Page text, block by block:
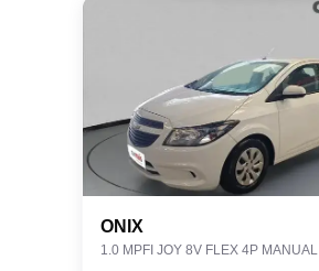
ONIX
1.0 MPFI JOY 8V FLEX 4P MANUAL